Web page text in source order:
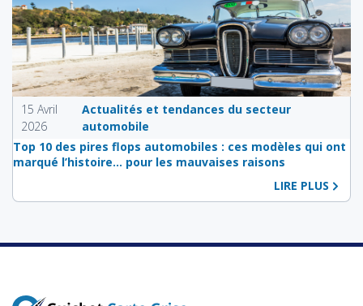
15 Avril
2026
Actualités et tendances du secteur
automobile
Top 10 des pires flops automobiles : ces modèles qui ont
marqué l’histoire… pour les mauvaises raisons
LIRE PLUS